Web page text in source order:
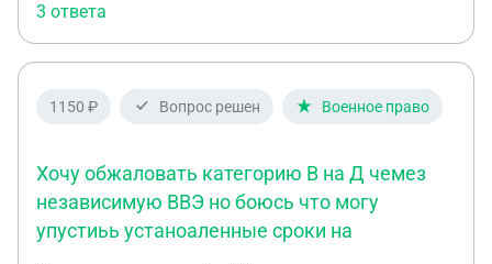
3 ответа
1150 ₽ Вопрос решен Военное право
Хочу обжаловать категорию В на Д чемез
независимую ВВЭ но боюсь что могу
упустиьь устаноаленные сроки на